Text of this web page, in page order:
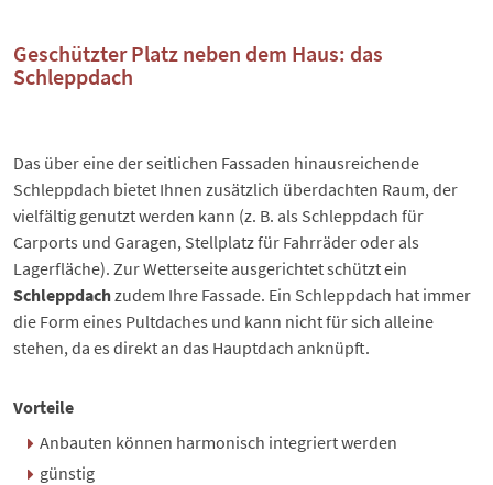
Geschützter Platz neben dem Haus: das
Schleppdach
Das über eine der seitlichen Fassaden hinausreichende
Schleppdach bietet Ihnen zusätzlich überdachten Raum, der
vielfältig genutzt werden kann (z. B. als Schleppdach für
Carports und Garagen, Stellplatz für Fahrräder oder als
Lagerfläche). Zur Wetterseite ausgerichtet schützt ein
Schleppdachzudem Ihre Fassade. Ein Schleppdach hat immer
die Form eines Pultdaches und kann nicht für sich alleine
stehen, da es direkt an das Hauptdach anknüpft.
Vorteile
Anbauten können harmonisch integriert werden
günstig